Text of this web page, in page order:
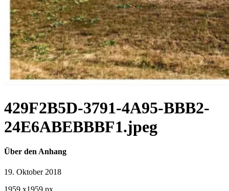
429F2B5D-3791-4A95-BBB2-
24E6ABEBBBF1.jpeg
Über den Anhang
19. Oktober 2018
1959 x1959 px